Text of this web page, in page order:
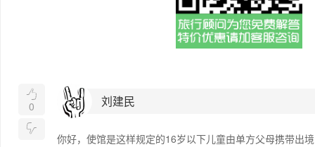

0

刘建民
你好，使馆是这样规定的16岁以下儿童由单方父母携带出